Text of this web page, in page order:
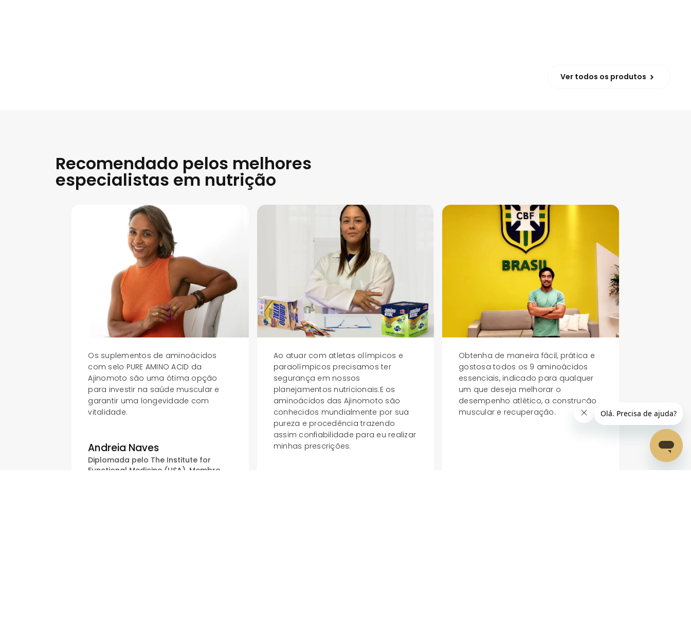
Ver todos os produtos
Recomendado pelos melhores
especialistas em nutrição
Diplomada pelo The Institute for
Functional Medicine (USA), Membro
Andreia Naves
Os suplementos de aminoácidos
com selo PURE AMINO ACID da
Ajinomoto são uma ótima opção
para investir na saúde muscular e
garantir uma longevidade com
vitalidade.
Ao atuar com atletas olímpicos e
paraolímpicos precisamos ter
segurança em nossos
planejamentos nutricionais.E os
aminoácidos das Ajinomoto são
conhecidos mundialmente por sua
pureza e procedência trazendo
assim confiabilidade para eu realizar
minhas prescrições.
Obtenha de maneira fácil, prática e
gostosa todos os 9 aminoácidos
essenciais, indicado para qualquer
um que deseja melhorar o
desempenho atlético, a construção
muscular e recuperação.